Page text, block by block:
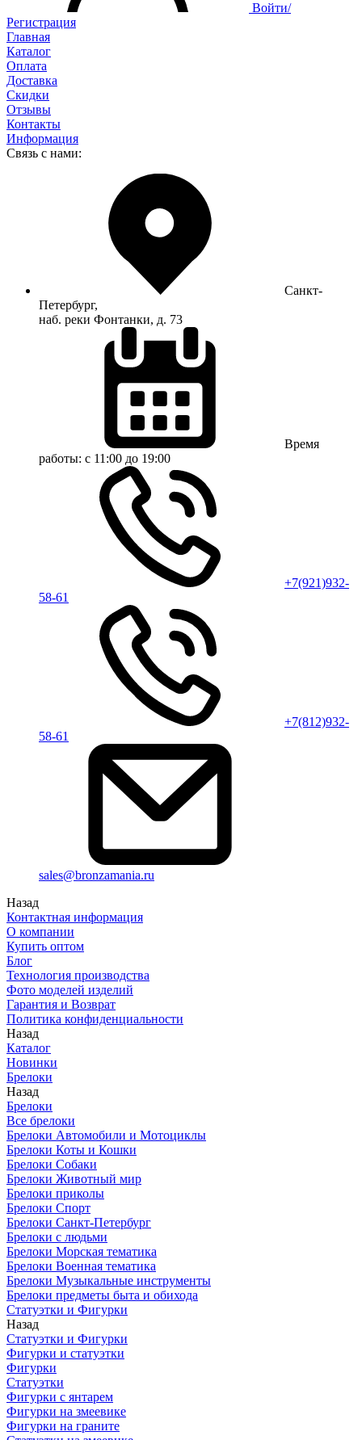
Войти/
Регистрация
Главная
Каталог
Оплата
Доставка
Скидки
Отзывы
Контакты
Информация
Связь с нами:
Санкт-
Петербург,
наб. реки Фонтанки, д. 73
Время
работы: с 11:00 до 19:00
+7(921)932-
58-61
+7(812)932-
58-61
sales@bronzamania.ru
Назад
Контактная информация
О компании
Купить оптом
Блог
Технология производства
Фото моделей изделий
Гарантия и Возврат
Политика конфиденциальности
Назад
Каталог
Новинки
Брелоки
Назад
Брелоки
Все брелоки
Брелоки Автомобили и Мотоциклы
Брелоки Коты и Кошки
Брелоки Собаки
Брелоки Животный мир
Брелоки приколы
Брелоки Спорт
Брелоки Санкт-Петербург
Брелоки с людьми
Брелоки Морская тематика
Брелоки Военная тематика
Брелоки Музыкальные инструменты
Брелоки предметы быта и обихода
Статуэтки и Фигурки
Назад
Статуэтки и Фигурки
Фигурки и статуэтки
Фигурки
Статуэтки
Фигурки с янтарем
Фигурки на змеевике
Фигурки на граните